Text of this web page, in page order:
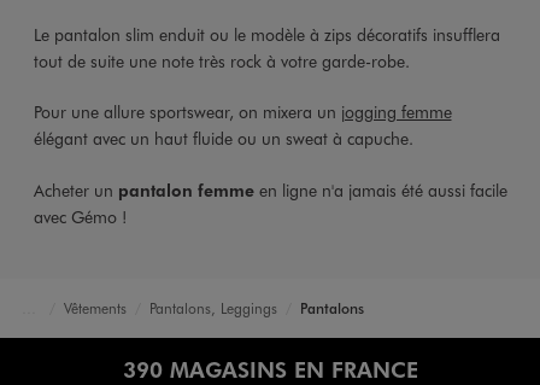
Le pantalon slim enduit ou le modèle à zips décoratifs insufflera
tout de suite une note très rock à votre garde-robe.
Pour une allure sportswear, on mixera un jogging femme
élégant avec un haut fluide ou un sweat à capuche.
Acheter un pantalon femmeen ligne n'a jamais été aussi facile
avec Gémo !
Vêtements Pantalons, Leggings Pantalons
390 MAGASINS EN FRANCE